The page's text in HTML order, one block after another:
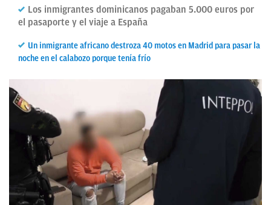
Los inmigrantes dominicanos pagaban 5.000 euros por
el pasaporte y el viaje a España
Un inmigrante africano destroza 40 motos en Madrid para pasar la
noche en el calabozo porque tenía frío